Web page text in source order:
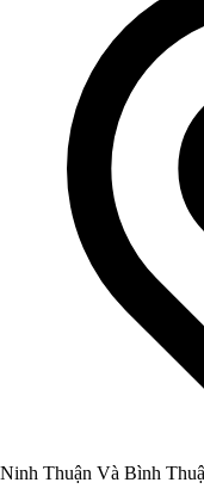
Ninh Thuận Và Bình